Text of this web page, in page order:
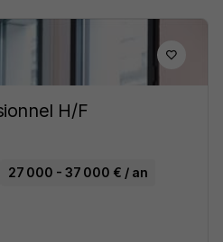
H/F
27 000 - 37 000 € / an